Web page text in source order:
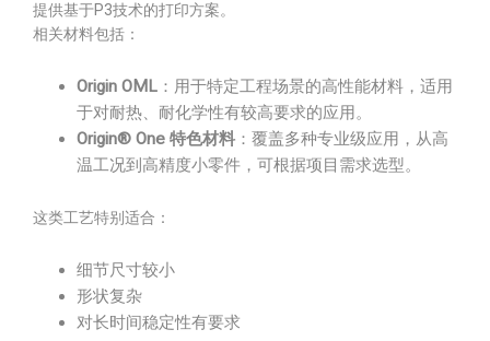
提供基于P3技术的打印方案。
相关材料包括：
Origin OML ：用于特定工程场景的高性能材料，适用
于对耐热、耐化学性有较高要求的应用。
Origin® One 特色材料 ：覆盖多种专业级应用，从高
温工况到高精度小零件，可根据项目需求选型。
这类工艺特别适合：
细节尺寸较小
形状复杂
对长时间稳定性有要求